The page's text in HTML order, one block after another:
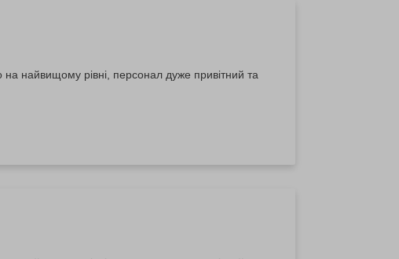
найвищому рівні, персонал дуже привітний та